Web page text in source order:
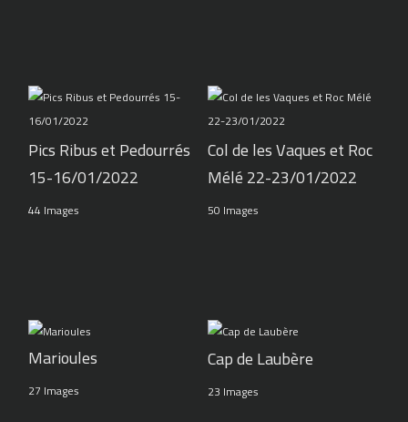
Pics Ribus et Pedourrés
15-16/01/2022
44 Images
Col de les Vaques et Roc
Mélé 22-23/01/2022
50 Images
Marioules
27 Images
Cap de Laubère
23 Images